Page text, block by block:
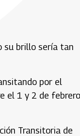
su brillo sería tan
por el
el 1 y 2 de febrero
Transitoria de